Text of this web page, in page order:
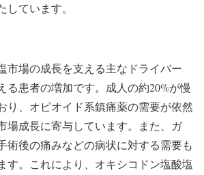
ています。
市場の成長を支える主なドライバー
る患者の増加です。成人の約20%が慢
り、オピオイド系鎮痛薬の需要が依然
場成長に寄与しています。また、ガ
術後の痛みなどの病状に対する需要も
す。これにより、オキシコドン塩酸塩